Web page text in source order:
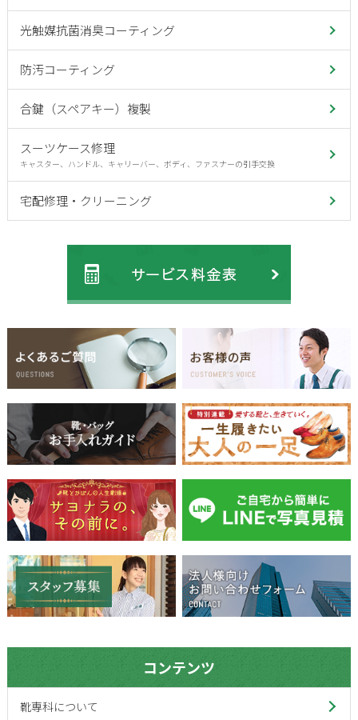
光触媒抗菌消臭コーティング
防汚コーティング
合鍵（スペアキー）複製
スーツケース修理
キャスター、ハンドル、キャリーバー、ボディ、ファスナーの引手交換
宅配修理・クリーニング
コンテンツ
靴専科について